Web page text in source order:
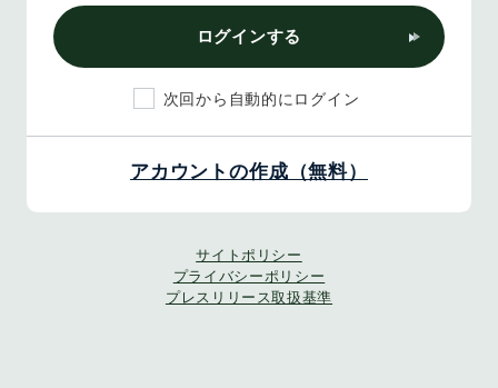
ログインする
次回から自動的にログイン
アカウントの作成（無料）
サイトポリシー
プライバシーポリシー
プレスリリース取扱基準